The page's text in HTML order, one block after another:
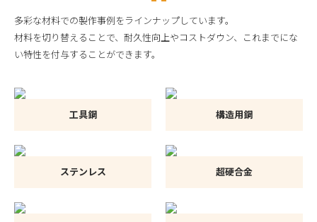
多彩な材料での製作事例をラインナップしています。
材料を切り替えることで、耐久性向上やコストダウン、これまでにな
い特性を付与することができます。
工具鋼 構造用鋼
ステンレス 超硬合金